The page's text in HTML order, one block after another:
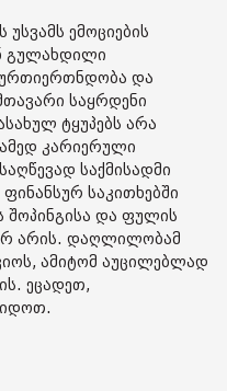
ემოციების
გულახდილი
და
საყრდენი
ტყუპებს არა
კარიერული
საქმისადმი
საკითხებში
და ფულის
არის. დაღლილობამ
ამიტომ აუცილებლად
ეცადეთ,